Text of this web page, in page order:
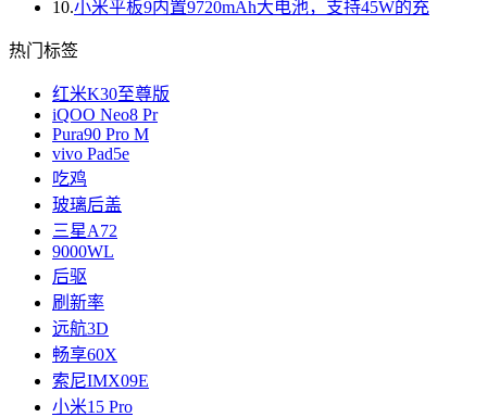
10.小米平板9内置9720mAh大电池，支持45W的充
热门标签
红米K30至尊版
iQOO Neo8 Pr
Pura90 Pro M
vivo Pad5e
吃鸡
玻璃后盖
三星A72
9000WL
后驱
刷新率
远航3D
畅享60X
索尼IMX09E
小米15 Pro